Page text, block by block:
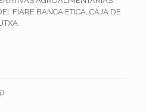
FIARE BANCA ETICA, CAJA DE